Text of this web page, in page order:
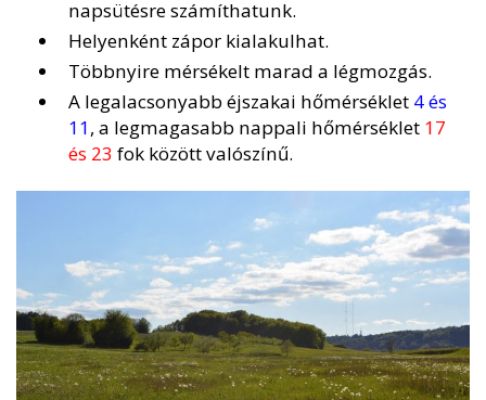
napsütésre számíthatunk.
Helyenként zápor kialakulhat.
Többnyire mérsékelt marad a légmozgás.
A legalacsonyabb éjszakai hőmérséklet 4 és
11, a legmagasabb nappali hőmérséklet 17
és 23 fok között valószínű.